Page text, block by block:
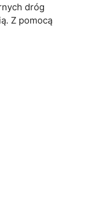
dróg
Z pomocą